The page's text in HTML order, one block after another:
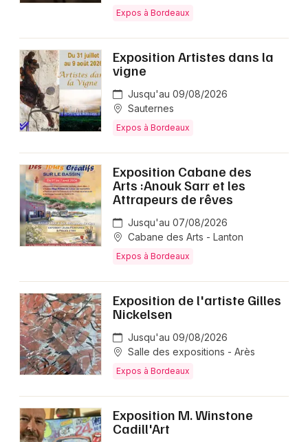
Expos à Bordeaux
Exposition Artistes dans la
vigne
Jusqu'au 09/08/2026
Sauternes
Expos à Bordeaux
Exposition Cabane des
Arts :Anouk Sarr et les
Attrapeurs de rêves
Jusqu'au 07/08/2026
Cabane des Arts - Lanton
Expos à Bordeaux
Exposition de l'artiste Gilles
Nickelsen
Jusqu'au 09/08/2026
Salle des expositions - Arès
Expos à Bordeaux
Exposition M. Winstone
Cadill'Art